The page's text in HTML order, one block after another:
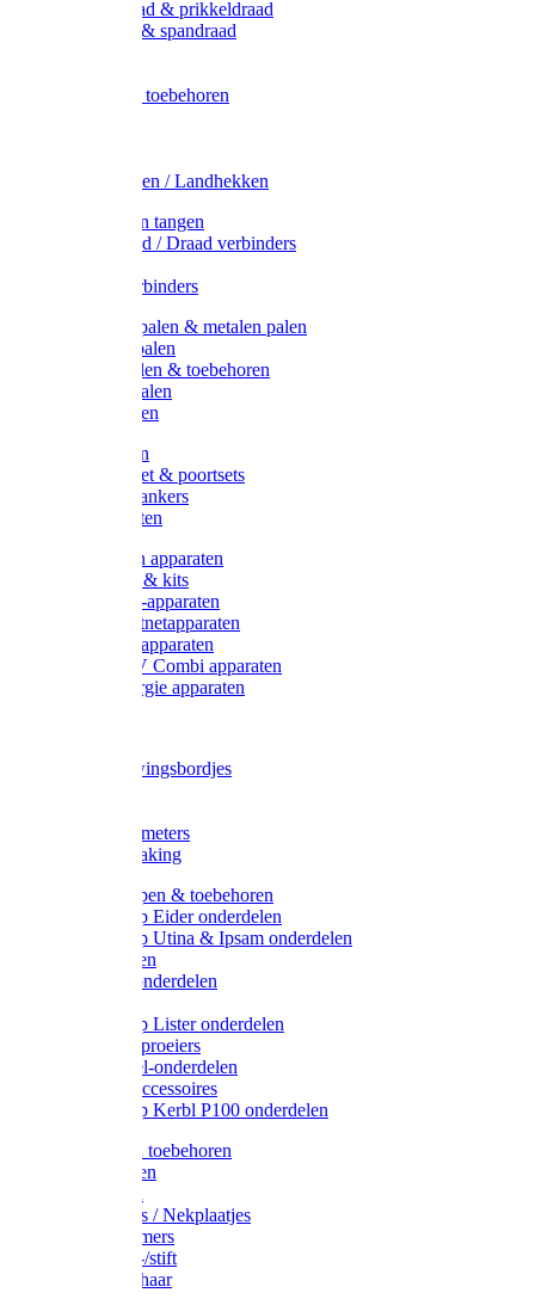
Metaal draad & prikkeldraad
Binddraad & spandraad
Afrasternet toebehoren
Weidehekken / Landhekken
Spanners en tangen
Lint / Koord / Draad verbinders
Litzclip verbinders
Recycling palen & metalen palen
Kunststof palen
T-Post t-palen & toebehoren
Glasfiber palen
Houten palen
Poortgrepen
Doorgangset & poortsets
Poortgreepankers
Weidepoorten
Onderdelen apparaten
Starter sets & kits
9V Batterij-apparaten
230V Lichtnetapparaten
12V Accu-apparaten
230V / 12V Combi apparaten
Zonne-energie apparaten
Waarschuwingsbordjes
Wegers en meters
Video bewaking
Weidepompen & toebehoren
Weidepomp Eider onderdelen
Weidepomp Utina & Ipsam onderdelen
Drinkbakken
Drinkbak onderdelen
Weidepomp Lister onderdelen
Nippels / Sproeiers
Drinknippel-onderdelen
Drinkbak accessoires
Weidepomp Kerbl P100 onderdelen
Oormerken toebehoren
Enkelbanden
Halsplaatjes / Nekplaatjes
Kokernummers
Merkspray-/stift
Veemerkschaar